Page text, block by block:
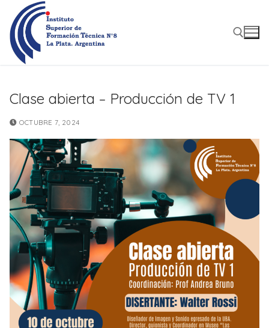
contenido
Clase abierta – Producción de TV 1
OCTUBRE 7, 2024